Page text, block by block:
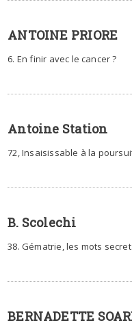
ANTOINE PRIORE
6. En finir avec le cancer ?
Antoine Station
72, Insaisissable à la
B. Scolechi
38. Gématrie, les mots
BERNADETTE